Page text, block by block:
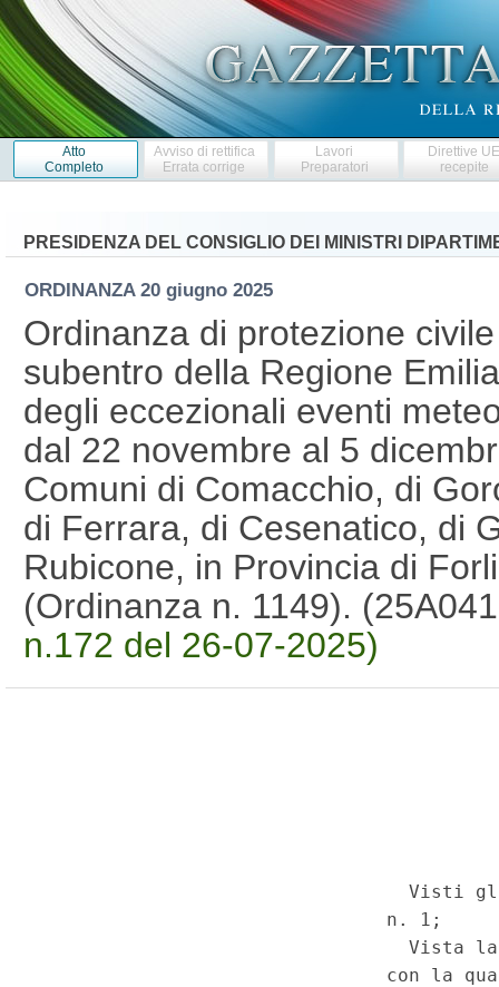
Atto
Completo
Avviso di rettifica
Errata corrige
Lavori
Preparatori
Direttive
recepite
PRESIDENZA DEL CONSIGLIO DEI MINISTRI
ORDINANZA 20 giugno 2025
Ordinanza di protezione
subentro della Regione
degli eccezionali eventi
dal 22 novembre al 5
Comuni di Comacchio, di
di Ferrara, di Cesenatico, di
Rubicone, in Provincia di
(Ordinanza n. 1149).
n.172 del 26-07-2025)